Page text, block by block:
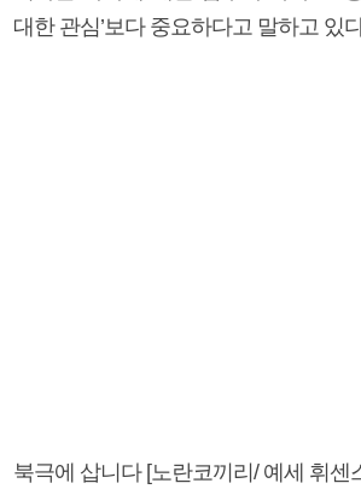
대한 관심’보다 중요하다고 말하고 있
북극에 삽니다 [노란코끼리/ 예세 휘센